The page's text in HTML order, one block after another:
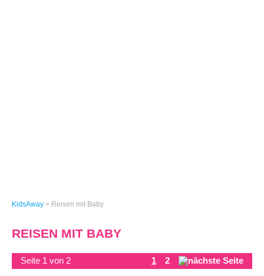
KidsAway > Reisen mit Baby
REISEN MIT BABY
Seite 1 von 2 1 2